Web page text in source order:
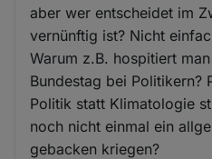
aber wer entscheidet im
vernünftig ist? Nicht
Warum z.B. hospitiert
Bundestag bei Politikern?
Politik statt Klimatologie
noch nicht einmal ein
gebacken kriegen?